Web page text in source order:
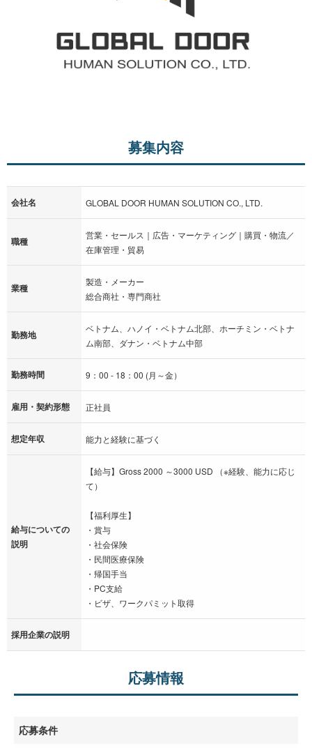
募集内容
会社名 GLOBAL DOOR HUMAN SOLUTION CO., LTD.
職種
営業・セールス｜広告・マーケティング｜購買・物流／
在庫管理・貿易
業種
製造・メーカー
総合商社・専門商社
勤務地
ベトナム、ハノイ・ベトナム北部、ホーチミン・ベトナ
ム南部、ダナン・ベトナム中部
勤務時間 9：00 - 18：00 (月～金）
雇用・契約形態 正社員
想定年収 能力と経験に基づく
給与についての
説明
【給与】Gross 2000 ～3000 USD （※経験、能力に応じ
て）
【福利厚生】
・賞与
・社会保険
・民間医療保険
・帰国手当
・PC支給
・ビザ、ワークパミット取得
採用企業の説明
応募情報
応募条件